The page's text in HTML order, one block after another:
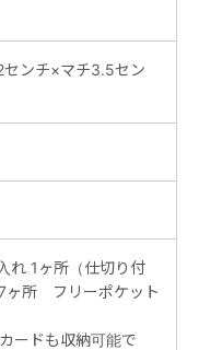
ンチ×マチ3.5セン
1ヶ所（仕切り付
ヶ所 フリーポケット
ードも収納可能で